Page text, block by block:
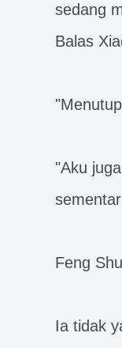
sedang
Balas
"Aku
Feng
Ia tidak